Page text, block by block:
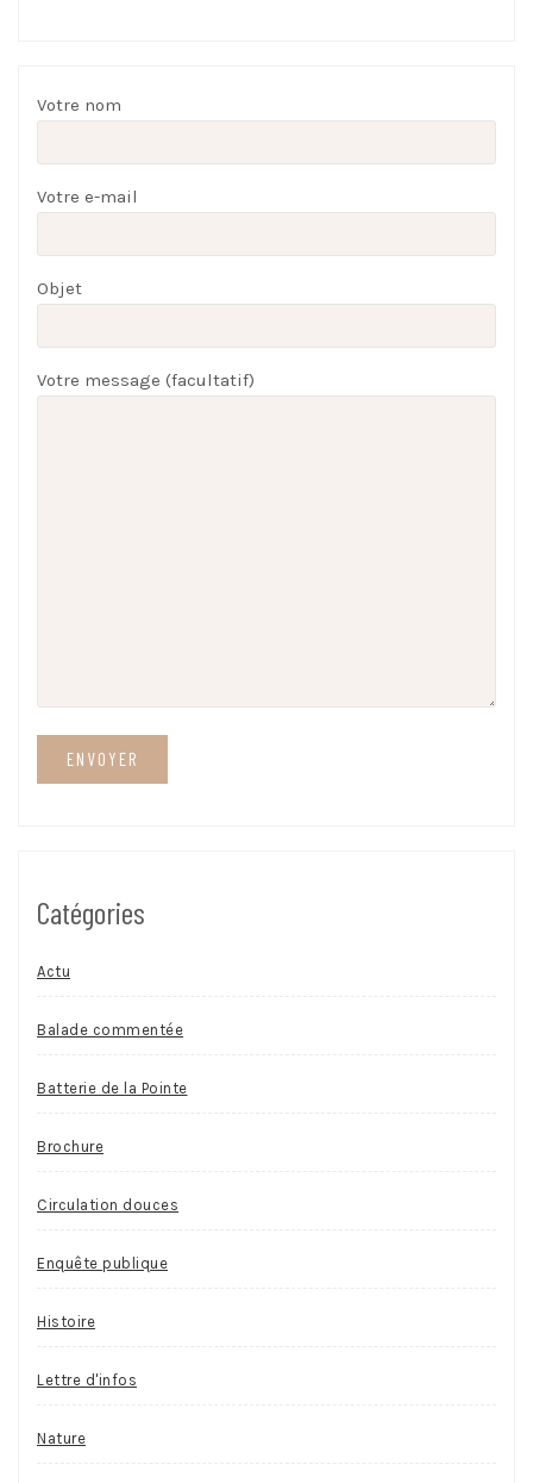
Votre nom
Votre e-mail
Objet
Votre message (facultatif)
Catégories
Actu
Balade commentée
Batterie de la Pointe
Brochure
Circulation douces
Enquête publique
Histoire
Lettre d'infos
Nature